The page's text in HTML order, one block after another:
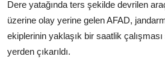
Dere yatağında ters şekilde devrilen
üzerine olay yerine gelen AFAD,
ekiplerinin yaklaşık bir saatlik
yerden çıkarıldı.